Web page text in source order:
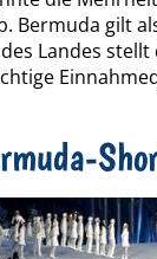
Bermuda gilt
Landes stellt